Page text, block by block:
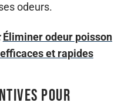
odeurs.
Éliminer odeur poisson
et rapides
pour